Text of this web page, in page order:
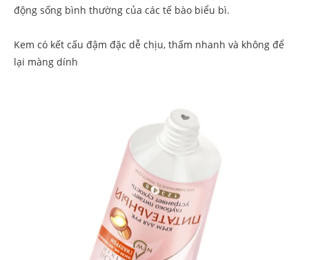
động sống bình thường của các tế bào biểu bì.
Kem có kết cấu đậm đặc dễ chịu, thấm nhanh và không để
lại màng dính